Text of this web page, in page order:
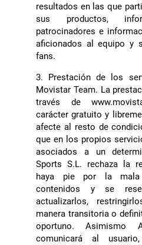
resultados en las que
sus productos,
patrocinadores e
aficionados al equipo y
fans.
3. Prestación de los
Movistar Team. La
través de
carácter gratuito y
afecte al resto de
que en los propios
asociados a un
Sports S.L. rechaza la
haya pie por la
contenidos y se
actualizarlos,
manera transitoria o
oportuno. Asimismo
comunicará al